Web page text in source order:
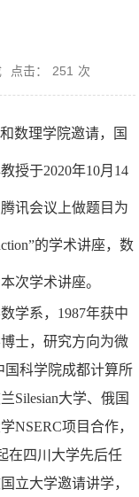
点击： 251 次
数理学院邀请，国
授于2020年10月 14
讯会议上做题目为
”的学术讲座，数
次学术讲座。
学系， 1987年获中
士，研究方向为微
国科学院成都计算所
Silesian大学、俄国
NSERC项目合作，
在四川大学先后任
立大学邀请讲学，